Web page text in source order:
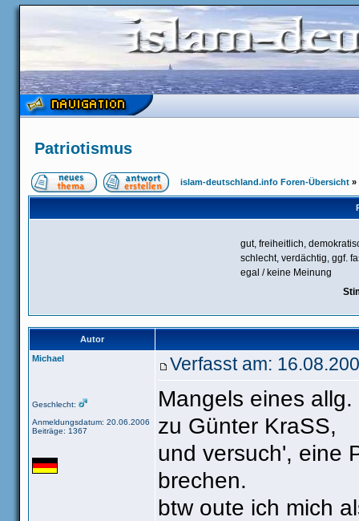
Patriotismus
islam-deutschland.info Foren-Übersicht »
gut, freiheitlich,
schlecht, verdächtig, ggf.
egal / keine Meinung
Autor
Michael
Geschlecht:
Anmeldungsdatum: 20.06.2006
Beiträge: 1367
Verfasst am:
Mangels eines
zu Günter KraSS,
und versuch', eine
brechen.
btw oute ich mich